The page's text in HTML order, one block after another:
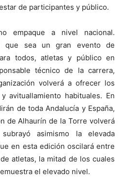
de participantes y público.
empaque a nivel nacional.
que sea un gran evento de
todos, atletas y público en
técnico de la carrera,
volverá a ofrecer los
avituallamiento habituales. En
de toda Andalucía y España,
de Alhaurín de la Torre volverá
asimismo la elevada
en esta edición oscilará entre
atletas, la mitad de los cuales
el elevado nivel.